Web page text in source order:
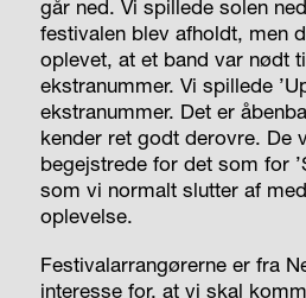
går ned. Vi spillede solen
festivalen blev afholdt, men
oplevet, at et band var nødt
ekstranummer. Vi spillede
ekstranummer. Det er
kender ret godt derovre. De
begejstrede for det som for
som vi normalt slutter af
oplevelse.
Festivalarrangørerne er fra
interesse for, at vi skal